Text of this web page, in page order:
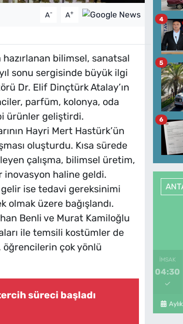
A- A+
hazırlanan bilimsel, sanatsal
sonu sergisinde büyük ilgi
Dr. Elif Dinçtürk Atalay’ın
parfüm, kolonya, oda
ürünler geliştirdi.
Hayri Mert Hastürk’ün
oluşturdu. Kısa sürede
çalışma, bilimsel üretim,
inovasyon haline geldi.
ise tedavi gereksinimi
olmak üzere bağışlandı.
Benli ve Murat Kamiloğlu
ile temsili kostümler de
öğrencilerin çok yönlü
süreci başladı
4
5
6
İMSAK
04:30